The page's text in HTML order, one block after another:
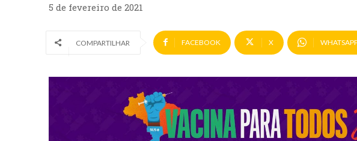
5 de fevereiro de 2021
COMPARTILHAR FACEBOOK X